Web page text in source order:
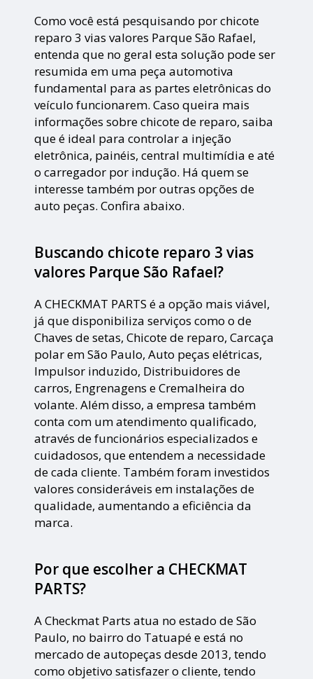
Como você está pesquisando por chicote
reparo 3 vias valores Parque São Rafael,
entenda que no geral esta solução pode ser
resumida em uma peça automotiva
fundamental para as partes eletrônicas do
veículo funcionarem. Caso queira mais
informações sobre chicote de reparo, saiba
que é ideal para controlar a injeção
eletrônica, painéis, central multimídia e até
o carregador por indução. Há quem se
interesse também por outras opções de
auto peças. Confira abaixo.
Buscando chicote reparo 3 vias
valores Parque São Rafael?
A CHECKMAT PARTS é a opção mais viável,
já que disponibiliza serviços como o de
Chaves de setas, Chicote de reparo, Carcaça
polar em São Paulo, Auto peças elétricas,
Impulsor induzido, Distribuidores de
carros, Engrenagens e Cremalheira do
volante. Além disso, a empresa também
conta com um atendimento qualificado,
através de funcionários especializados e
cuidadosos, que entendem a necessidade
de cada cliente. Também foram investidos
valores consideráveis em instalações de
qualidade, aumentando a eficiência da
marca.
Por que escolher a CHECKMAT
PARTS?
A Checkmat Parts atua no estado de São
Paulo, no bairro do Tatuapé e está no
mercado de autopeças desde 2013, tendo
como objetivo satisfazer o cliente, tendo